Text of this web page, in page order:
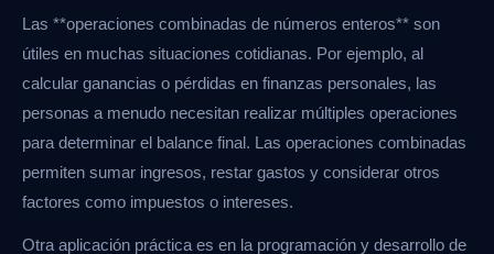
Las **operaciones combinadas de números enteros** son
útiles en muchas situaciones cotidianas. Por ejemplo, al
calcular ganancias o pérdidas en finanzas personales, las
personas a menudo necesitan realizar múltiples operaciones
para determinar el balance final. Las operaciones combinadas
permiten sumar ingresos, restar gastos y considerar otros
factores como impuestos o intereses.
Otra aplicación práctica es en la programación y desarrollo de